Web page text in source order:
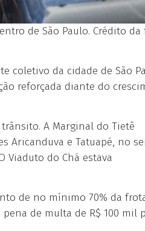
de São Paulo. Crédito da
coletivo da cidade de São
reforçada diante do
A Marginal do Tietê
Aricanduva e Tatuapé, no
Viaduto do Chá estava
de no mínimo 70% da
de multa de R$ 100 mil